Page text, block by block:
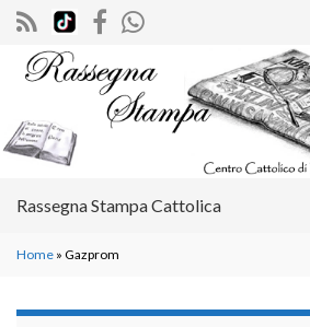
Search for:
Rassegna Stampa Cattolica
Home » Gazprom